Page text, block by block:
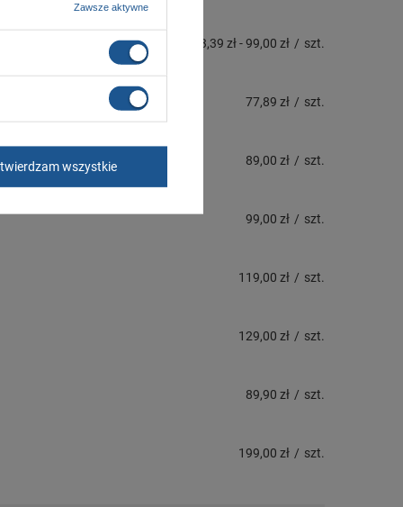
93,39 zł-99,00 zł / szt.
77,89 zł / szt.
89,00 zł / szt.
99,00 zł / szt.
119,00 zł / szt.
129,00 zł / szt.
89,90 zł / szt.
199,00 zł / szt.
Zawsze aktywne
wszystkie